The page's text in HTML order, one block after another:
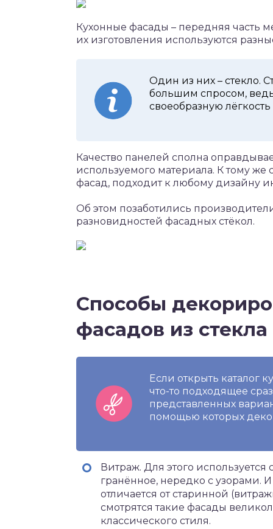
Кухонные фасады – передняя часть
их изготовления используются
Один из них – стекло.
большим спросом,
своеобразную
Качество панелей сполна
используемого материала. К тому
фасад, подходит к любому дизайну
Об этом позаботились
разновидностей фасадных стёкол.
Способы
фасадов из стекла
Если открыть каталог
что-то подходящее
представленных
помощью которых
Витраж. Для этого
гранённое, нередко с узорами.
отличается от старинной
смотрятся такие фасады
классического стиля.